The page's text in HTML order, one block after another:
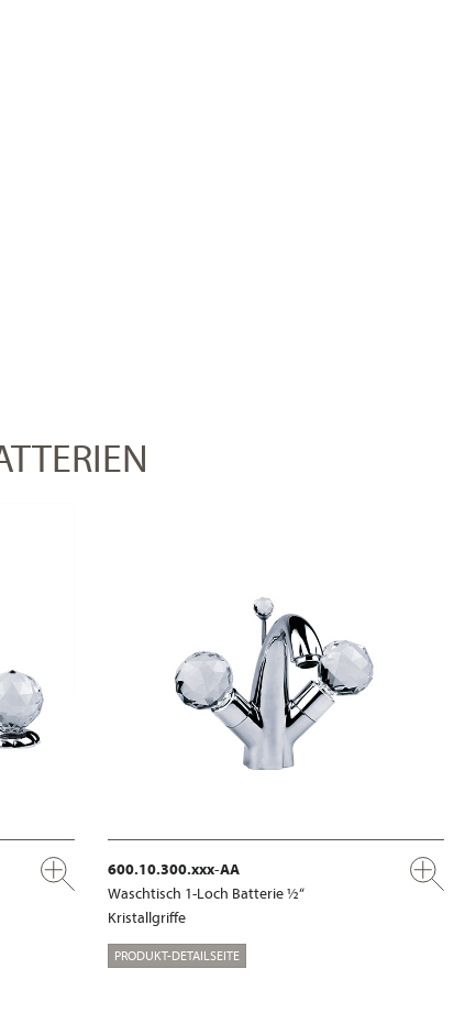
600.10.300.xxx-AA
Waschtisch 1-Loch Batterie ½“
Kristallgriffe
PRODUKT-DETAILSEITE